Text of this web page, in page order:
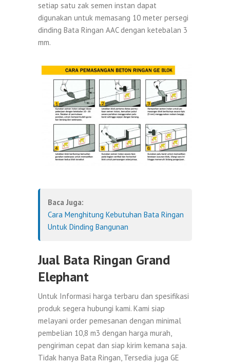
setiap satu zak semen instan dapat
digunakan untuk memasang 10 meter persegi
dinding Bata Ringan AAC dengan ketebalan 3
mm.
Baca Juga:
Cara Menghitung Kebutuhan Bata Ringan
Untuk Dinding Bangunan
Jual Bata Ringan Grand
Elephant
Untuk Informasi harga terbaru dan spesifikasi
produk segera hubungi kami. Kami siap
melayani order pemesanan dengan minimal
pembelian 10,8 m3 dengan harga murah,
pengiriman cepat dan siap kirim kemana saja.
Tidak hanya Bata Ringan, Tersedia juga GE